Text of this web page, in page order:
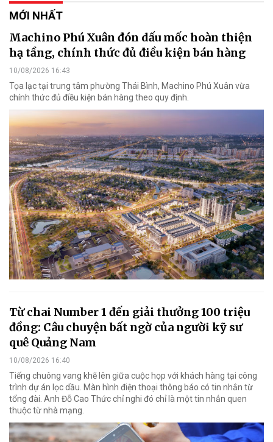
MỚI NHẤT
Machino Phú Xuân đón dấu mốc hoàn thiện
hạ tầng, chính thức đủ điều kiện bán hàng
10/08/2026 16:43
Tọa lạc tại trung tâm phường Thái Bình, Machino Phú Xuân vừa
chính thức đủ điều kiện bán hàng theo quy định.
Từ chai Number 1 đến giải thưởng 100 triệu
đồng: Câu chuyện bất ngờ của người kỹ sư
quê Quảng Nam
10/08/2026 16:40
Tiếng chuông vang khẽ lên giữa cuộc họp với khách hàng tại công
trình dự án lọc dầu. Màn hình điện thoại thông báo có tin nhắn từ
tổng đài. Anh Đỗ Cao Thức chỉ nghi đó chỉ là một tin nhắn quen
thuộc từ nhà mạng.